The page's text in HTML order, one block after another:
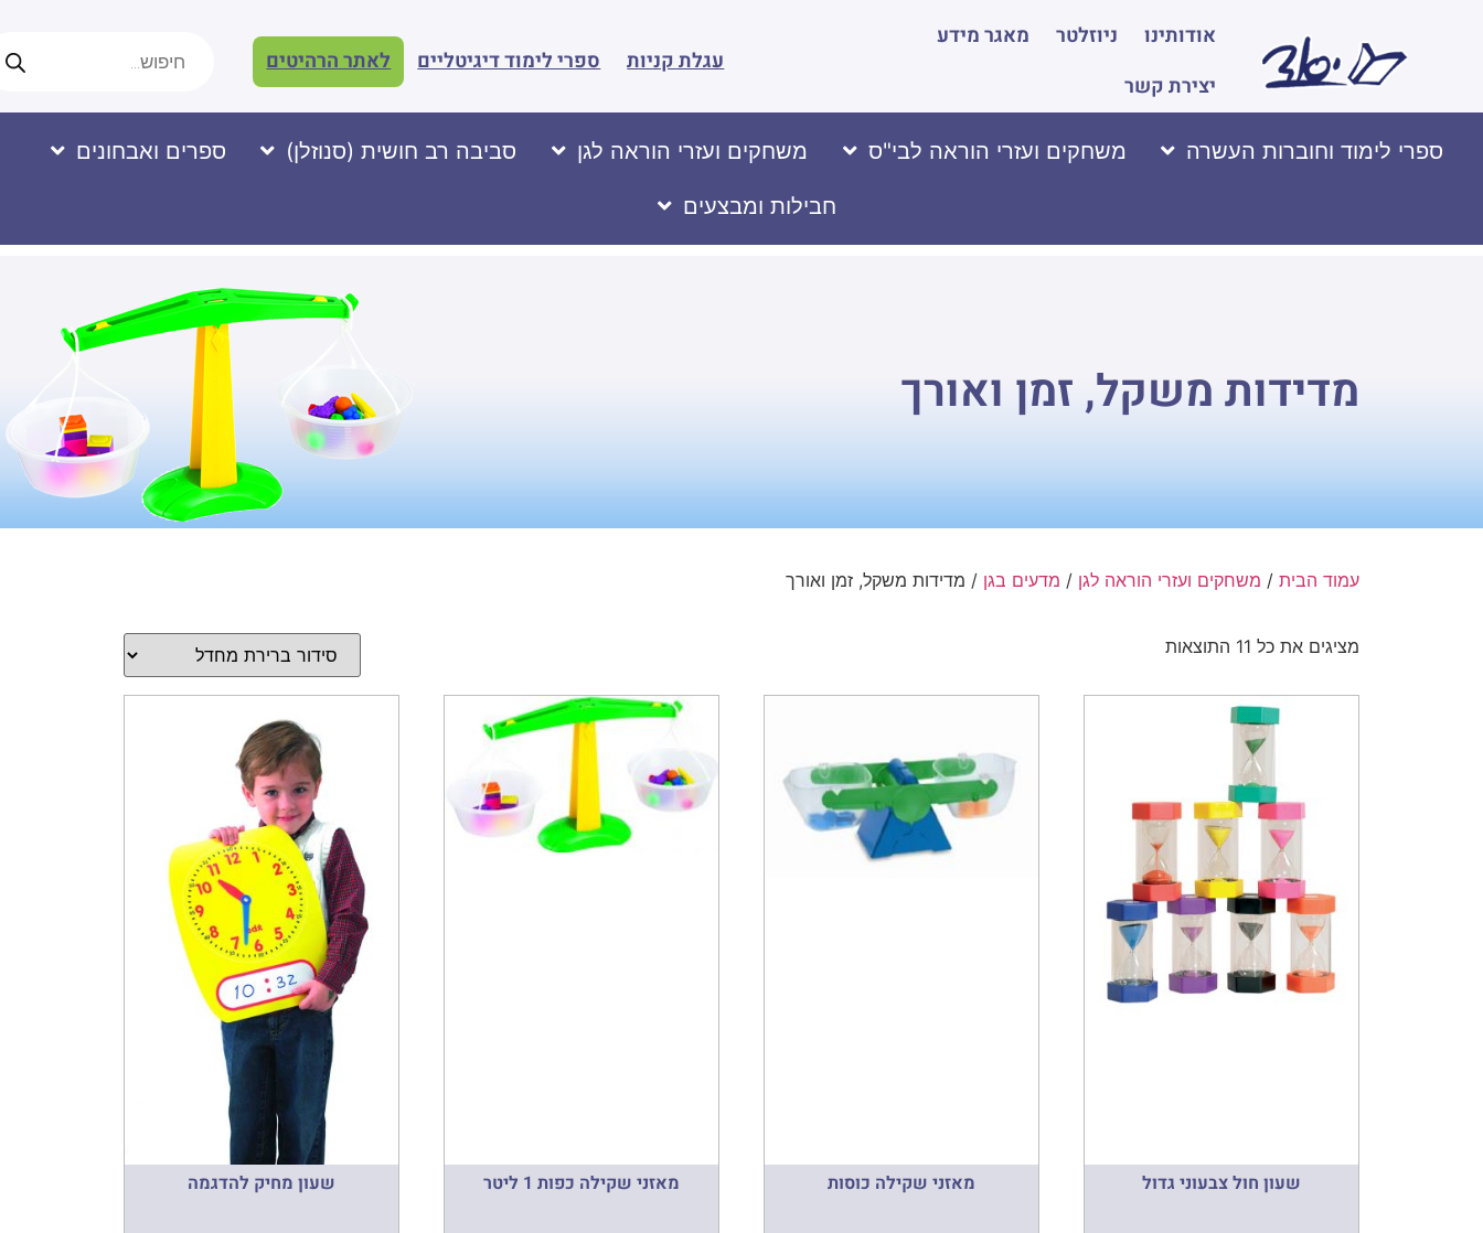
אודותינו ניוזלטר
מאגר מידע
יצירת קשר
עגלת קניות ספרי לימוד דיגיטליים לאתר הרהיטים
ספרי לימוד וחוברות העשרה משחקים ועזרי הוראה לבי"ס משחקים ועזרי הוראה לגן סביבה רב חושית (סנוזלן) ספרים ואבחונים
חבילות ומבצעים
מדידות משקל, זמן ואורך
עמוד הבית / משחקים ועזרי הוראה לגן / מדעים בגן / מדידות משקל, זמן ואורך
מציגים את כל ⁦11⁩ התוצאות
שעון חול צבעוני גדול מאזני שקילה כוסות מאזני שקילה כפות 1 ליטר שעון מחיק להדגמה